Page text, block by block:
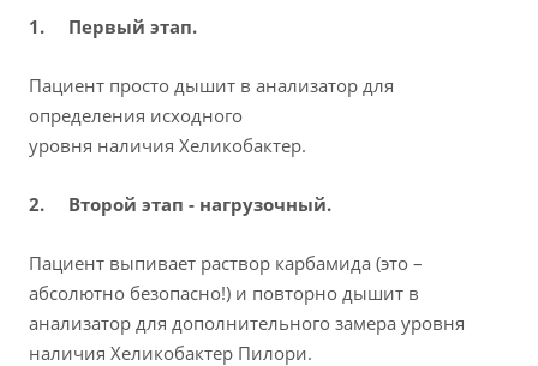
1. Первый этап.
Пациент просто дышит в анализатор для
определения исходного
уровня наличия Хеликобактер.
2. Второй этап - нагрузочный.
Пациент выпивает раствор карбамида (это –
абсолютно безопасно!) и повторно дышит в
анализатор для дополнительного замера уровня
наличия Хеликобактер Пилори.